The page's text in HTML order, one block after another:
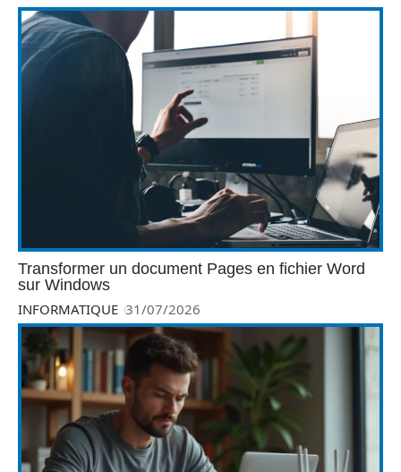
Transformer un document Pages en fichier Word
sur Windows
INFORMATIQUE 31/07/2026